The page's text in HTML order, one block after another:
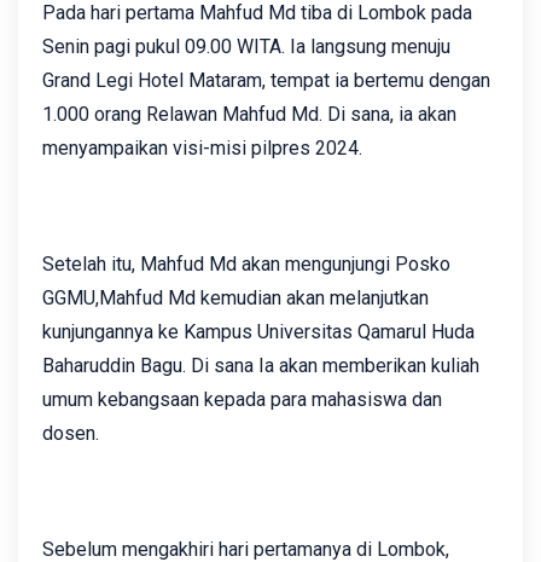
Pada hari pertama Mahfud Md tiba di Lombok pada
Senin pagi pukul 09.00 WITA. Ia langsung menuju
Grand Legi Hotel Mataram, tempat ia bertemu dengan
1.000 orang Relawan Mahfud Md. Di sana, ia akan
menyampaikan visi-misi pilpres 2024.
Setelah itu, Mahfud Md akan mengunjungi Posko
GGMU,Mahfud Md kemudian akan melanjutkan
kunjungannya ke Kampus Universitas Qamarul Huda
Baharuddin Bagu. Di sana Ia akan memberikan kuliah
umum kebangsaan kepada para mahasiswa dan
dosen.
Sebelum mengakhiri hari pertamanya di Lombok,